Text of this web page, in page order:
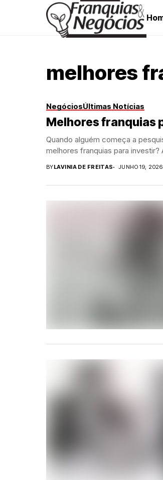
melhores
NegóciosÚltimas Notícias
Melhores franquias
Quando alguém começa a
melhores franquias para investir?
BYLAVINIA DE FREITAS JUNHO 19, 2026